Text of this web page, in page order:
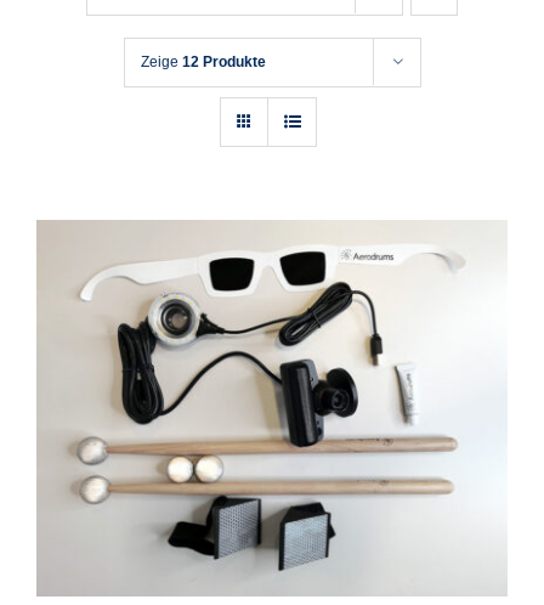
Zeige 12 Produkte